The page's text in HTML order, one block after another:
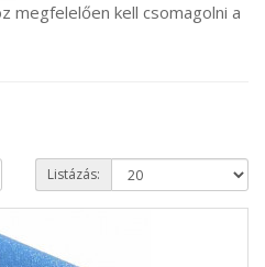
megfelelően kell csomagolni a
Listázás: